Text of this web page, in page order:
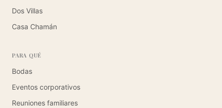
Dos Villas
Casa Chamán
PARA QUÉ
Bodas
Eventos corporativos
Reuniones familiares